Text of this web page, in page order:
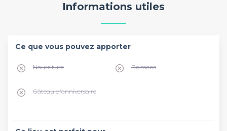
Informations utiles
Ce que vous pouvez apporter
Nourriture Boissons
Gâteau d'anniversaire